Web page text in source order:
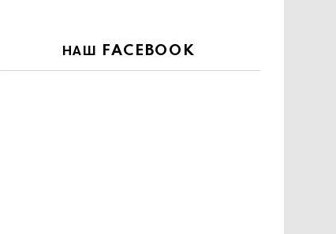
НАШ FACEBOOK